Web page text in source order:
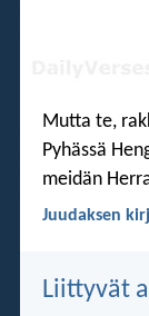
Mutta te,
Pyhässä
meidän
Juudaksen
Liittyvät